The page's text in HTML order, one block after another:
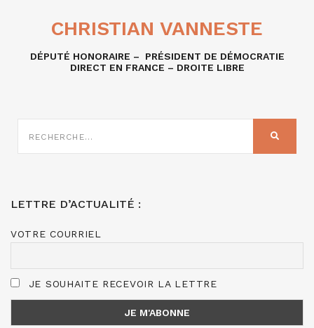
CHRISTIAN VANNESTE
DÉPUTÉ HONORAIRE – PRÉSIDENT DE DÉMOCRATIE
DIRECT EN FRANCE – DROITE LIBRE
SUR
LETTRE D’ACTUALITÉ :
VOTRE COURRIEL
JE SOUHAITE RECEVOIR LA LETTRE